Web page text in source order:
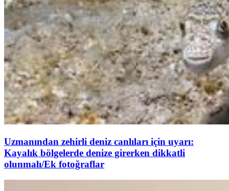
Uzmanından zehirli deniz canlıları için uyarı:
Kayalık bölgelerde denize girerken dikkatli
olunmalı/Ek fotoğraflar